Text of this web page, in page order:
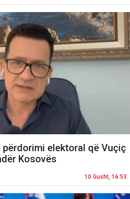
përdorimi elektoral që Vuçiç
Kosovës
10 Gusht, 16:53